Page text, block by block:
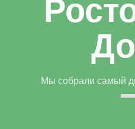
Мы собрали самый